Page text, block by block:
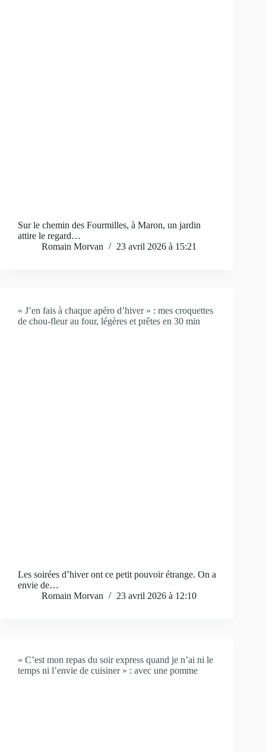
Sur le chemin des Fourmilles, à Maron, un jardin
attire le regard…
Romain Morvan
23 avril 2026 à 15:21
« J’en fais à chaque apéro d’hiver » : mes croquettes
de chou-fleur au four, légères et prêtes en 30 min
Les soirées d’hiver ont ce petit pouvoir étrange. On a
envie de…
Romain Morvan
23 avril 2026 à 12:10
« C’est mon repas du soir express quand je n’ai ni le
temps ni l’envie de cuisiner » : avec une pomme